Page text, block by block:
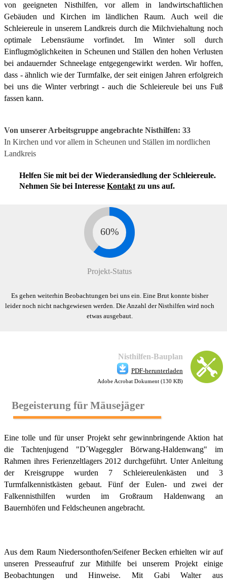
von geeigneten Nisthilfen, vor allem in landwirtschaftlichen
Gebäuden und Kirchen im ländlichen Raum. Auch weil die
Schleiereule in unserem Landkreis durch die Milchviehaltung noch
optimale Lebensräume vorfindet. Im Winter soll durch
Einflugmöglichkeiten in Scheunen und Ställen den hohen Verlusten
bei andauernder Schneelage entgegengewirkt werden. Wir hoffen,
dass - ähnlich wie der Turmfalke, der seit einigen Jahren erfolgreich
bei uns die Winter verbringt - auch die Schleiereule bei uns Fuß
fassen kann.
Von unserer Arbeitsgruppe angebrachte Nisthilfen: 33
In Kirchen und vor allem in Scheunen und Ställen im nordlichen
Landkreis
Helfen Sie mit bei der Wiederansiedlung der Schleiereule.
Nehmen Sie bei Interesse Kontakt zu uns auf.
Projekt-Status
Es gehen weiterhin Beobachtungen bei uns ein. Eine Brut konnte bisher
leider noch nicht nachgewiesen werden. Die Anzahl der Nisthilfen wird noch
etwas ausgebaut.
Nisthilfen-Bauplan
PDF-herunterladen
Adobe Acrobat Dokument (130 KB)
Begeisterung für Mäusejäger
Eine tolle und für unser Projekt sehr gewinnbringende Aktion hat
die Tachtenjugend "D´Wageggler Börwang-Haldenwang" im
Rahmen ihres Ferienzeltlagers 2012 durchgeführt. Unter Anleitung
der Kreisgruppe wurden 7 Schleiereulenkästen und 3
Turmfalkennistkästen gebaut. Fünf der Eulen- und zwei der
Falkennisthilfen wurden im Großraum Haldenwang an
Bauernhöfen und Feldscheunen angebracht.
Aus dem Raum Niedersonthofen/Seifener Becken erhielten wir auf
unseren Presseaufruf zur Mithilfe bei unserem Projekt einige
Beobachtungen und Hinweise. Mit Gabi Walter aus